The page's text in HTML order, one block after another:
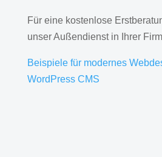
Für eine kostenlose
unser Außendienst in Ihrer
Beispiele für modernes
WordPress CMS